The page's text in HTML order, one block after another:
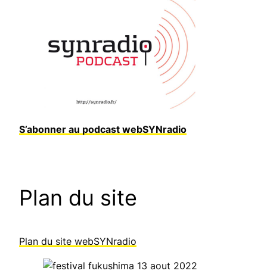
S’abonner au podcast webSYNradio
Plan du site
Plan du site webSYNradio